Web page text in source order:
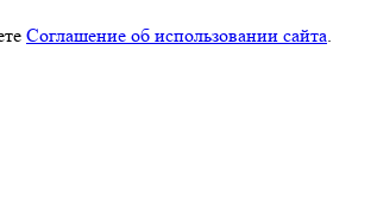
Соглашение об использовании сайта